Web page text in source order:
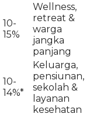
10-
15%
Wellness,
retreat &
warga
jangka
panjang
10-
14%*
Keluarga,
pensiunan,
sekolah &
layanan
kesehatan